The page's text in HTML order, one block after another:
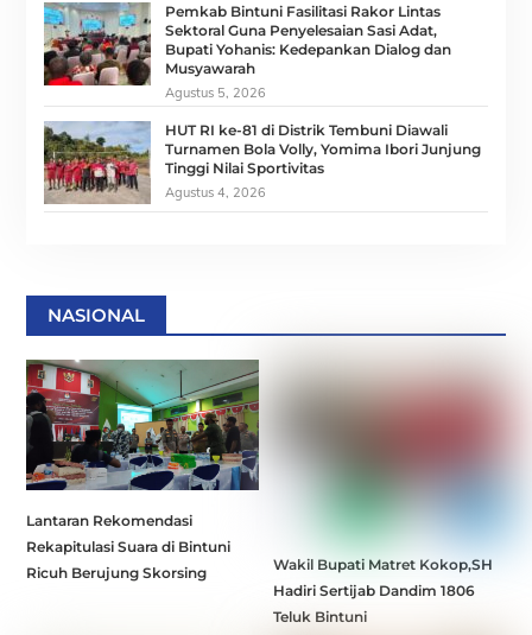
Pemkab Bintuni Fasilitasi Rakor Lintas
Sektoral Guna Penyelesaian Sasi Adat,
Bupati Yohanis: Kedepankan Dialog dan
Musyawarah
Agustus 5, 2026
HUT RI ke-81 di Distrik Tembuni Diawali
Turnamen Bola Volly, Yomima Ibori Junjung
Tinggi Nilai Sportivitas
Agustus 4, 2026
NASIONAL
Lantaran Rekomendasi
Rekapitulasi Suara di Bintuni
Ricuh Berujung Skorsing
Wakil Bupati Matret Kokop,SH
Hadiri Sertijab Dandim 1806
Teluk Bintuni